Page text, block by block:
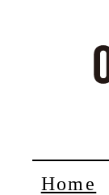
Home